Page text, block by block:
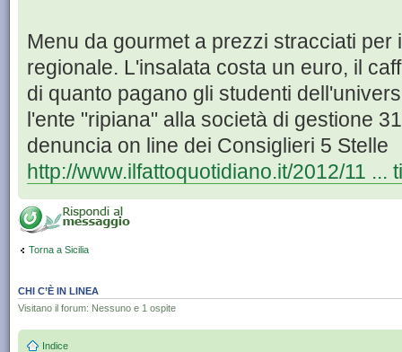
Menu da gourmet a prezzi stracciati
regionale. L'insalata costa un euro, il
di quanto pagano gli studenti
l'ente "ripiana" alla società di gestione
denuncia on line dei Consiglieri 5 Stelle
http://www.ilfattoquotidiano.it/2012/11 ...
Torna a Sicilia
CHI C’È IN LINEA
Visitano il forum: Nessuno e 1 ospite
Indice